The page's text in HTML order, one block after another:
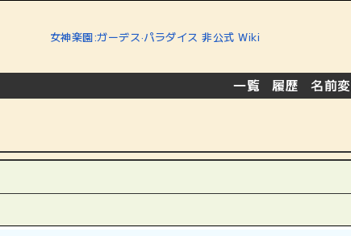
女神楽園:ガーデス·パラダイス 非公式 Wiki
[一覧 |履歴 |名前